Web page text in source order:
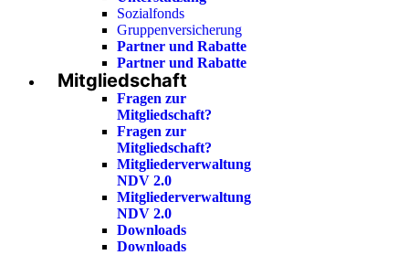
Sozialfonds
Gruppenversicherung
Partner und Rabatte
Partner und Rabatte
Mitgliedschaft
Fragen zur
Mitgliedschaft?
Fragen zur
Mitgliedschaft?
Mitgliederverwaltung
NDV 2.0
Mitgliederverwaltung
NDV 2.0
Downloads
Downloads